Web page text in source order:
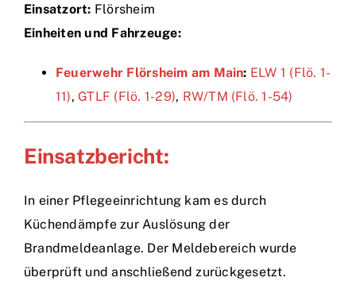
Einsatzort: Flörsheim
Einheiten und Fahrzeuge:
Feuerwehr Flörsheim am Main: ELW 1 (Flö. 1-
11), GTLF (Flö. 1-29), RW/TM (Flö. 1-54)
Einsatzbericht:
In einer Pflegeeinrichtung kam es durch
Küchendämpfe zur Auslösung der
Brandmeldeanlage. Der Meldebereich wurde
überprüft und anschließend zurückgesetzt.